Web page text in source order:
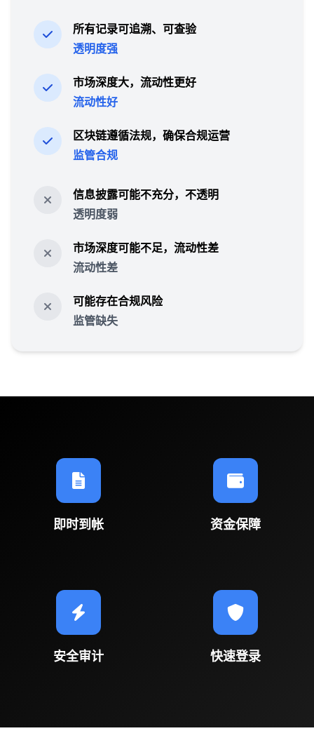
所有记录可追溯、可查验
透明度强
市场深度大，流动性更好
流动性好
区块链遵循法规，确保合规运营
监管合规
信息披露可能不充分，不透明
透明度弱
市场深度可能不足，流动性差
流动性差
可能存在合规风险
监管缺失
即时到帐 资金保障
安全审计 快速登录